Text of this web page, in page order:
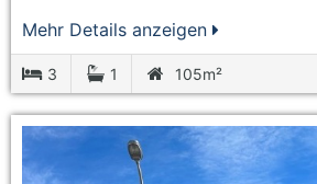
Mehr Details anzeigen
3 1 105m²